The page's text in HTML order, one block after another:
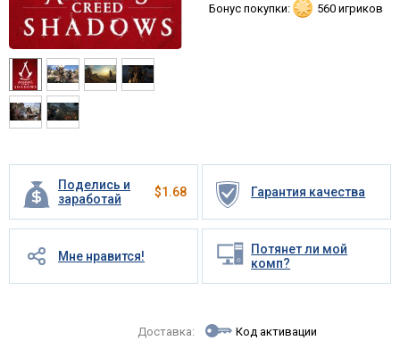
Поделись и
заработай
$1.68 Гарантия качества
Мне нравится!
Потянет ли мой
комп?
Доставка: Код активации
Бонус покупки: 560 игриков